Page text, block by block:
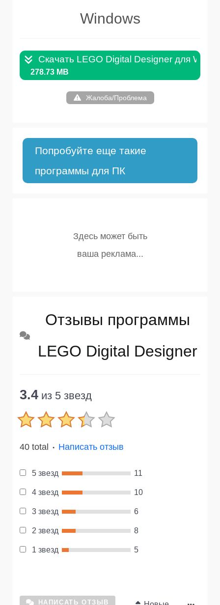
Windows
Скачать LEGO Digital Designer для
278.73 MB
Жалоба/Проблема
Попробуйте еще такие
программы для ПК
Отзывы программы
LEGO Digital Designer
3.4 из 5 звезд
40 total ● Написать отзыв
5 звезд 11
4 звезд 10
3 звезд 6
2 звезд 8
1 звезд 5
НАПИСАТЬ ОТЗЫВ